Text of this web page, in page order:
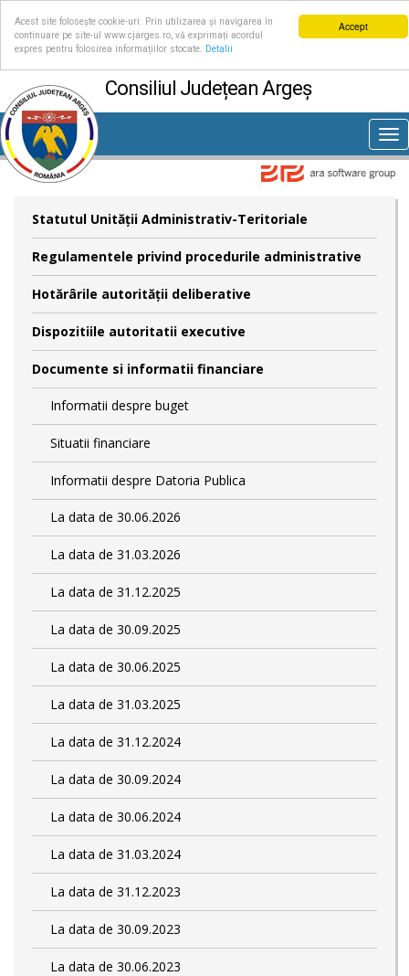
Accept
Acest site folosește cookie-uri. Prin utilizarea și navigarea în
continuare pe site-ul www.cjarges.ro, vă exprimați acordul
expres pentru folosirea informațiilor stocate.
Detalii
Consiliul Județean Argeș
Statutul Unităţii Administrativ-Teritoriale
Regulamentele privind procedurile administrative
Hotărârile autorităţii deliberative
Dispozitiile autoritatii executive
Documente si informatii financiare
Informatii despre buget
Situatii financiare
Informatii despre Datoria Publica
La data de 30.06.2026
La data de 31.03.2026
La data de 31.12.2025
La data de 30.09.2025
La data de 30.06.2025
La data de 31.03.2025
La data de 31.12.2024
La data de 30.09.2024
La data de 30.06.2024
La data de 31.03.2024
La data de 31.12.2023
La data de 30.09.2023
La data de 30.06.2023